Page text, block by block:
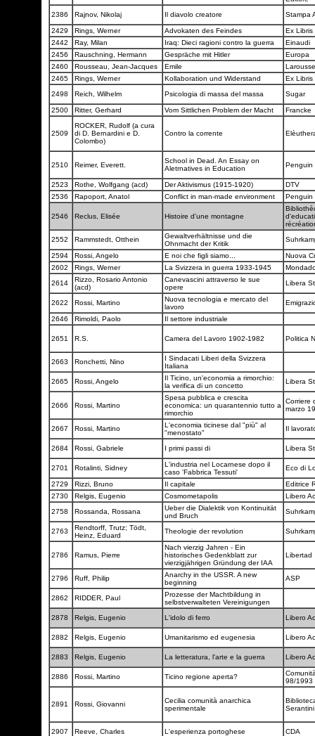
2386
Rajnov, Nikolaj Il diavolo creatore Stampa
2429 Rings, Werner Advokaten des Feindes
Ex Libris
2442
Ray, Milan Iraq: Dieci ragioni contro la guerra
Einaudi
2456
Rauschning, Hermann Gespräche mit Hitler
Europa
2460
Rousseau, Jean-Jacques Emile
2465
Rings, Werner Kollaboration und Widerstand
Ex Libris
2498
Reich, Wilhelm Psicologia di massa del massa Sugar
2500 Ritter, Gerhard Vom Sittlichen Problem der Macht Francke
2509
ROCKER, Rudolf (a cura
di D. Bernardini e D.
Colombo)
Contro la corrente
2510 Reimer, Everett.
School in Dead. An Essay on
Aletrnatives in Education
2523 Rothe, Wolfgang (acd) Der Aktivismus (1915-1920)
DTV
2536
Rapoport, Anatol Conflict in man-made environment Penguin
2546 Reclus, Elisée Histoire d'une montagne
2552
Rammstedt, Otthein
Gewaltverhältnisse und die
Ohnmacht der Kritik
2594 Rossi, Angelo E noi che figli siamo...
Nuova
2602
Rings, Werner La Svizzera in guerra 1933-1945
2614
Rizzo, Rosario Antonio
(acd)
Canevascini attraverso le sue
opere
Libera
2622 Rossi, Martino
Nuova tecnologia e mercato del
lavoro
2646 Rimoldi, Paolo Il settore industriale
2651 R.S. Camera del Lavoro 1902-1982 Politica
2663 Ronchetti, Nino
I Sindacati Liberi della Svizzera
Italiana
2665
Rossi, Angelo
Il Ticino, un'economia a rimorchio:
la verifica di un concetto
Libera
2666 Rossi, Martino
Spesa pubblica e crescita
economica: un quarantennio tutto a
rimorchio
Corriere
marzo
2667 Rossi, Martino
L'economia ticinese dal "più" al
"menostato"
Il
2684 Rossi, Gabriele I primi passi di Libera
2701 Rotalinti, Sidney
L'industria nel Locarnese dopo il
caso 'Fabbrica Tessuti'
Eco di
2729 Rizzi, Bruno Il capitale
Editrice
2730
Relgis, Eugenio Cosmometapolis
Libero
2758
Rossanda, Rossana
Ueber die Dialektik von Kontinuität
und Bruch
2763
Rendtorff, Trutz; Tödt,
Heinz, Eduard
Theologie der revolution
2786 Ramus, Pierre
Nach vierzig Jahren - Ein
historisches Gedenkblatt zur
vierzigjährigen Gründung der IAA
Libertad
2796 Ruff, Philip
Anarchy in the USSR. A new
beginning
ASP
2862 RIDDER, Paul
Prozesse der Machtbildung in
selbstverwalteten Vereinigungen
2878
Relgis, Eugenio L'idolo di ferro Libero
2882 Relgis, Eugenio Umanitarismo ed eugenesia Libero
2883 Relgis, Eugenio La letteratura, l'arte e la guerra Libero
2886 Rossi, Martino Ticino regione aperta?
98/1993
2891 Rossi, Giovanni
Cecilia comunità anarchica
sperimentale
2907 Reeve, Charles L'esperienza portoghese CDA